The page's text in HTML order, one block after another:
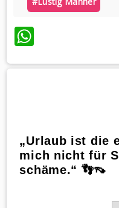
WhatsApp
„Urlaub ist die
mich nicht für
schäme.“ 👣👡